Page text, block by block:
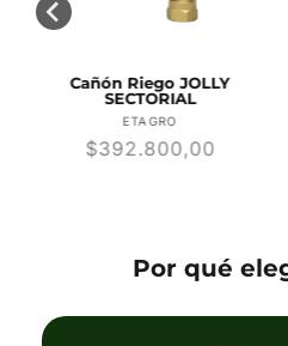
Cañón Riego JOLLY
SECTORIAL
Proveedor:
ETAGRO
Precio
$392.800,00
Por qué